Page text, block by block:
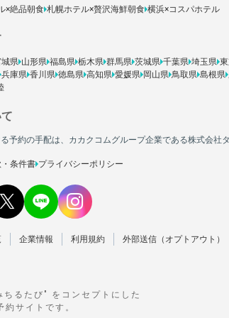
×絶品朝食 札幌ホテル×贅沢海鮮朝食 横浜×コスパホテル
県 山形県 福島県 栃木県 群馬県 茨城県 千葉県 埼玉県
兵庫県 香川県 徳島県 高知県 愛媛県 岡山県 鳥取県 島根県
予約の手配は、カカクコムグループ企業である株式会社
条件書 プライバシーポリシー
企業情報 利用規約 外部送信（オプトアウト）
るたび" をコンセプトにした
サイトです。